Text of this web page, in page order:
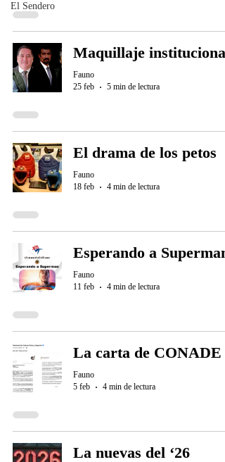
El Sendero
Maquillaje institucional
Fauno
25 feb
5 min de lectura
El drama de los petos
Fauno
18 feb
4 min de lectura
Esperando a Superman
Fauno
11 feb
4 min de lectura
La carta de CONADE
Fauno
5 feb
4 min de lectura
La nuevas del ‘26